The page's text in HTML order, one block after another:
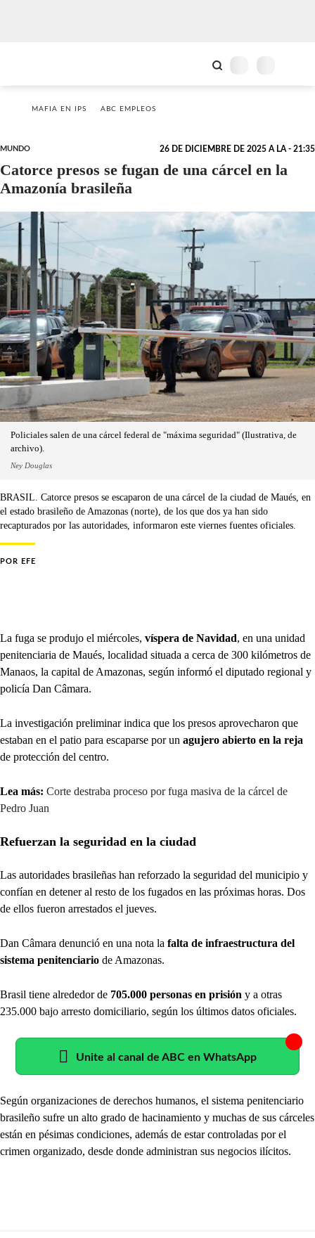
MAFIA EN IPS ABC EMPLEOS
MUNDO 26 DE DICIEMBRE DE 2025 A LA - 21:35
Catorce presos se fugan de una cárcel en la
Amazonía brasileña
Policiales salen de una cárcel federal de "máxima seguridad" (Ilustrativa, de
archivo).
Ney Douglas
BRASIL. Catorce presos se escaparon de una cárcel de la ciudad de Maués, en
el estado brasileño de Amazonas (norte), de los que dos ya han sido
recapturados por las autoridades, informaron este viernes fuentes oficiales.
POR EFE
La fuga se produjo el miércoles, víspera de Navidad, en una unidad
penitenciaria de Maués, localidad situada a cerca de 300 kilómetros de
Manaos, la capital de Amazonas, según informó el diputado regional y
policía Dan Câmara.
La investigación preliminar indica que los presos aprovecharon que
estaban en el patio para escaparse por un agujero abierto en la reja
de protección del centro.
Lea más: Corte destraba proceso por fuga masiva de la cárcel de
Pedro Juan
Refuerzan la seguridad en la ciudad
Las autoridades brasileñas han reforzado la seguridad del municipio y
confían en detener al resto de los fugados en las próximas horas. Dos
de ellos fueron arrestados el jueves.
Dan Câmara denunció en una nota la falta de infraestructura del
sistema penitenciario de Amazonas.
Brasil tiene alrededor de 705.000 personas en prisión y a otras
235.000 bajo arresto domiciliario, según los últimos datos oficiales.
Unite al canal de ABC en WhatsApp
Según organizaciones de derechos humanos, el sistema penitenciario
brasileño sufre un alto grado de hacinamiento y muchas de sus cárceles
están en pésimas condiciones, además de estar controladas por el
crimen organizado, desde donde administran sus negocios ilícitos.